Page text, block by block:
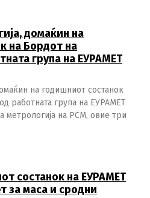
домаќин на
на Бордот на
група на ЕУРАМЕТ
на годишниот состанок
работната група на ЕУРАМЕТ
метрологија на РСМ, овие три
состанок на ЕУРАМЕТ
за маса и сродни